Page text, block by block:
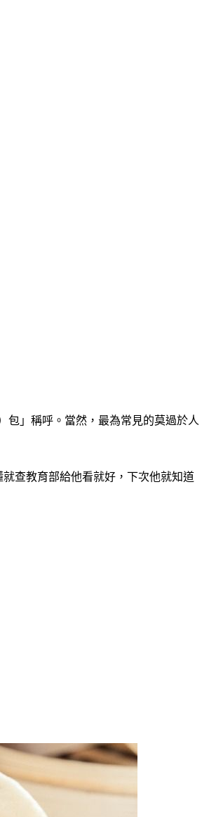
包」稱呼。當然，最為常見的莫過於人
查教育部給他看就好，下次他就知道